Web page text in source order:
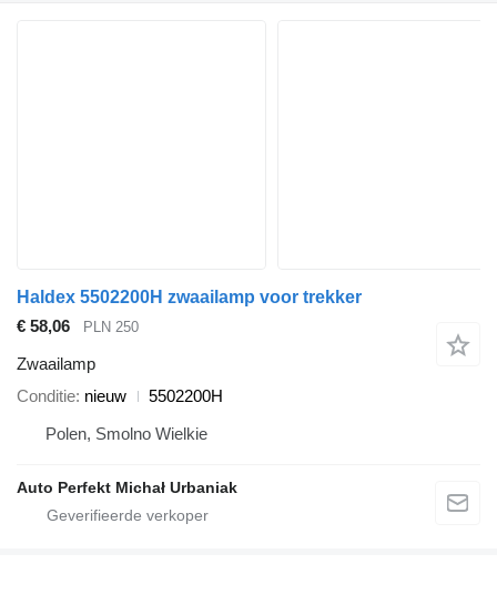
Haldex 5502200H zwaailamp voor trekker
€ 58,06
PLN 250
Zwaailamp
Conditie nieuw
5502200H
Polen, Smolno Wielkie
Auto Perfekt Michał Urbaniak